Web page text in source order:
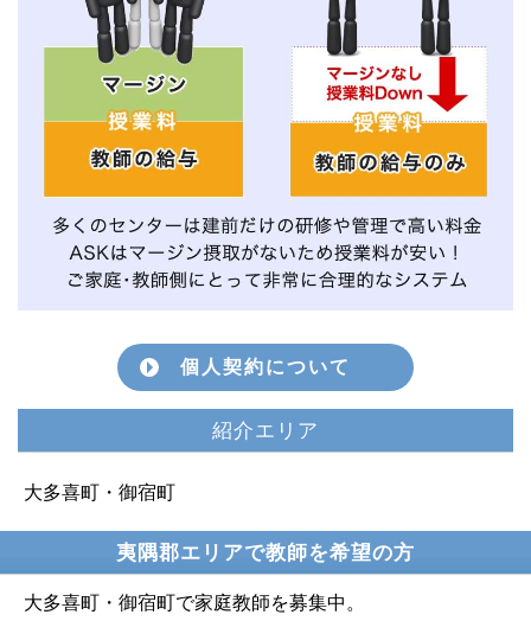
個人契約について
紹介エリア
大多喜町・御宿町
夷隅郡エリアで教師を希望の方
大多喜町・御宿町で家庭教師を募集中。